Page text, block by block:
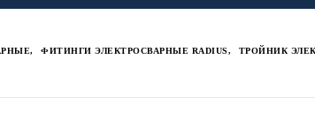
, ФИТИНГИ ЭЛЕКТРОСВАРНЫЕ RADIUS, ТРОЙНИК